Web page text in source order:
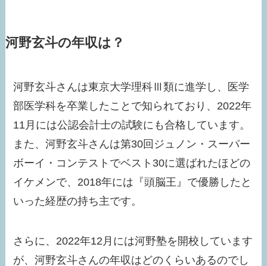
河野玄斗の年収は？
河野玄斗さんは東京大学理科Ⅲ類に進学し、医学
部医学科を卒業したことで知られており、2022年
11月には公認会計士の試験にも合格しています。
また、河野玄斗さんは第30回ジュノン・スーパー
ボーイ・コンテストでベスト30に選ばれたほどの
イケメンで、2018年には『頭脳王』で優勝したと
いった経歴の持ち主です。
さらに、2022年12月には河野塾を開校しています
が、河野玄斗さんの年収はどのくらいあるのでし